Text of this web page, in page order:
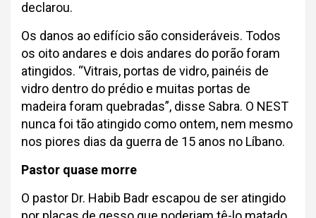
declarou.
Os danos ao edifício são consideráveis. Todos
os oito andares e dois andares do porão foram
atingidos. “Vitrais, portas de vidro, painéis de
vidro dentro do prédio e muitas portas de
madeira foram quebradas”, disse Sabra. O NEST
nunca foi tão atingido como ontem, nem mesmo
nos piores dias da guerra de 15 anos no Líbano.
Pastor quase morre
O pastor Dr. Habib Badr escapou de ser atingido